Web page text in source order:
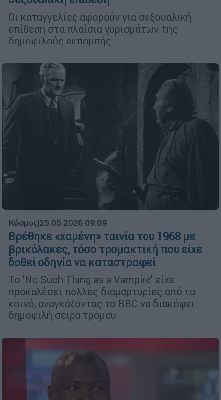
Οι καταγγελίες αφορούν για σεξουαλική
επίθεση στα πλαίσια γυρισμάτων της
δημοφιλούς εκπομπής
Κόσμος|25.05.2026 09:09
Βρέθηκε «χαμένη» ταινία του 1968 με
βρικόλακες, τόσο τρομακτική που είχε
δοθεί οδηγία να καταστραφεί
Το 'No Such Thing as a Vampire' είχε
προκαλέσει πολλές διαμαρτυρίες από το
κοινό, αναγκάζοντας το BBC να διακόψει
δημοφιλή σειρά τρόμου